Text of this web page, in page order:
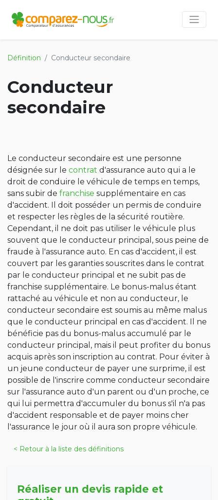
Définition Conducteur secondaire
Conducteur
secondaire
Le conducteur secondaire est une personne
désignée sur le contrat d'assurance auto qui a le
droit de conduire le véhicule de temps en temps,
sans subir de franchise supplémentaire en cas
d'accident. Il doit posséder un permis de conduire
et respecter les règles de la sécurité routière.
Cependant, il ne doit pas utiliser le véhicule plus
souvent que le conducteur principal, sous peine de
fraude à l'assurance auto. En cas d'accident, il est
couvert par les garanties souscrites dans le contrat
par le conducteur principal et ne subit pas de
franchise supplémentaire. Le bonus-malus étant
rattaché au véhicule et non au conducteur, le
conducteur secondaire est soumis au même malus
que le conducteur principal en cas d'accident. Il ne
bénéficie pas du bonus-malus accumulé par le
conducteur principal, mais il peut profiter du bonus
acquis après son inscription au contrat. Pour éviter à
un jeune conducteur de payer une surprime, il est
possible de l'inscrire comme conducteur secondaire
sur l'assurance auto d'un parent ou d'un proche, ce
qui lui permettra d'accumuler du bonus s'il n'a pas
d'accident responsable et de payer moins cher
l'assurance le jour où il aura son propre véhicule.
< Retour à la liste des définitions
Réaliser un devis rapide et